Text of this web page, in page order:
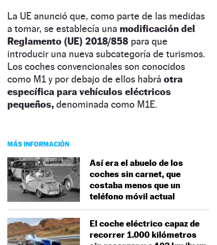
La UE anunció que, como parte de las medidas
a tomar, se establecía una modificación del
Reglamento (UE) 2018/858 para que
introducir una nueva subcategoría de turismos.
Los coches convencionales son conocidos
como M1 y por debajo de ellos habrá otra
específica para vehículos eléctricos
pequeños, denominada como M1E.
MÁS INFORMACIÓN
Así era el abuelo de los
coches sin carnet, que
costaba menos que un
teléfono móvil actual
El coche eléctrico capaz de
recorrer 1.000 kilómetros